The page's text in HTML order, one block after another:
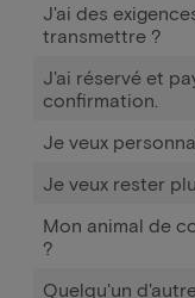
J'ai des
transmettre ?
J'ai réservé et
confirmation.
Je veux
Je veux rester
Mon animal de
?
Quelqu'un